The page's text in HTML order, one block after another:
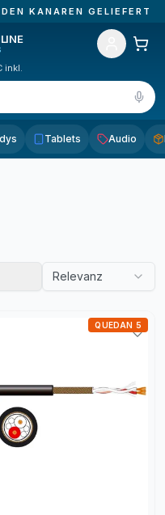
KANAREN GELIEFERT
inkl.
Tablets Audio
Relevanz
QUEDAN 5